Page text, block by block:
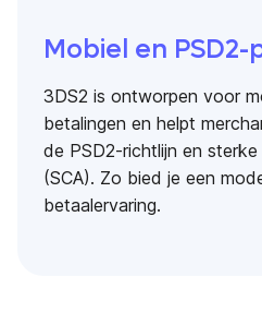
Mobiel en
3DS2 is ontworpen voor
betalingen en helpt
de PSD2-richtlijn en
(SCA). Zo bied je een
betaalervaring.